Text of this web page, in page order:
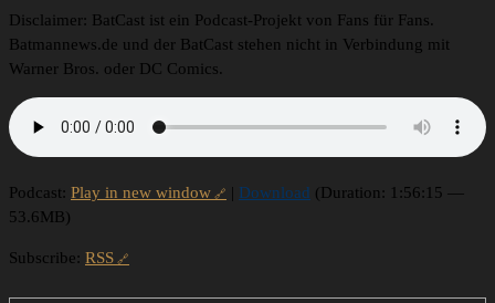
Disclaimer: BatCast ist ein Podcast-Projekt von Fans für Fans.
Batmannews.de und der BatCast stehen nicht in Verbindung mit
Warner Bros. oder DC Comics.
Podcast: Play in new window | Download (Duration: 1:56:15 —
53.6MB)
Subscribe: RSS